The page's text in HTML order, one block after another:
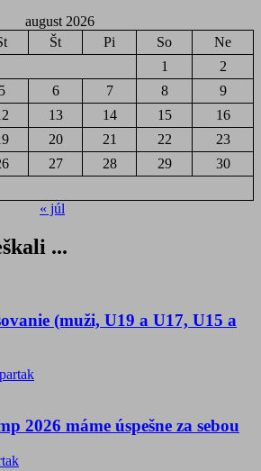
august 2026
Št Pi So
Ne
1
2
5 6 7 8
9
13 14 15
16
20 21 22
23
27 28 29
30
« júl
...
(muži, U19 a U17, U15 a
2026 máme úspešne za sebou